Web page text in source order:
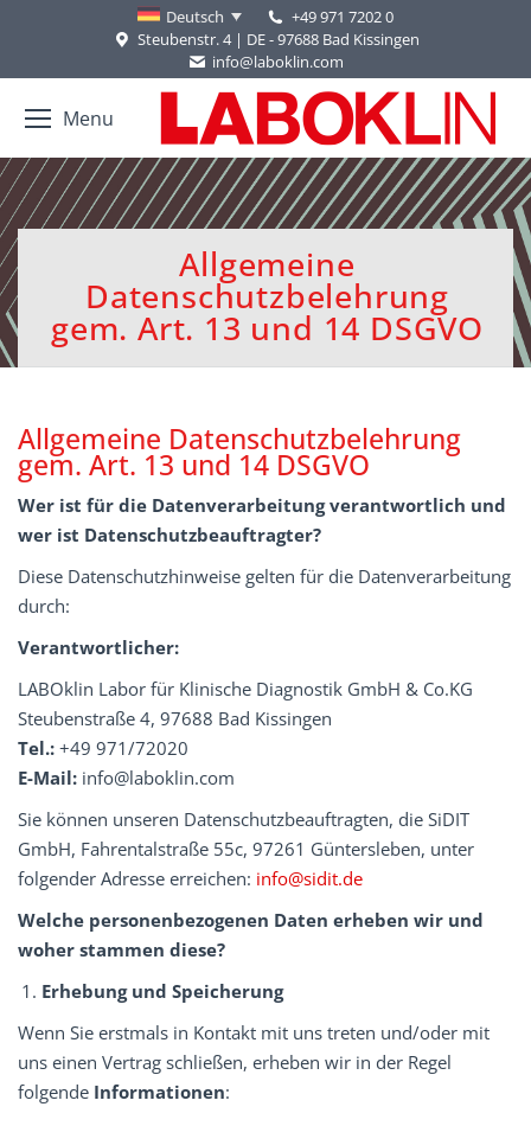
Deutsch
+49 971 7202 0
Steubenstr. 4 | DE - 97688 Bad Kissingen
info@laboklin.com
Menu
Allgemeine
Datenschutzbelehrung
gem. Art. 13 und 14 DSGVO
Sie befinden sich hier:
Allgemeine Datenschutzbelehrung
gem. Art. 13 und 14 DSGVO
Wer ist für die Datenverarbeitung verantwortlich und
wer ist Datenschutzbeauf­tragter?
Diese Datenschutzhinweise gelten für die Datenverarbeitung
durch:
Verantwortlicher:
LABOklin Labor für Klinische Diagnostik GmbH & Co.KG
Steubenstraße 4, 97688 Bad Kissingen
Tel.: +49 971/72020
E-Mail: info@laboklin.com
Sie können unseren Datenschutzbeauftragten, die SiDIT
GmbH, Fahrentalstraße 55c, 97261 Güntersleben, unter
folgender Adresse erreichen: info@sidit.de
Welche personenbezogenen Daten erheben wir und
woher stammen diese?
Erhebung und Speicherung
Wenn Sie erstmals in Kontakt mit uns treten und/oder mit
uns einen Vertrag schließen, erheben wir in der Regel
folgende Informationen: